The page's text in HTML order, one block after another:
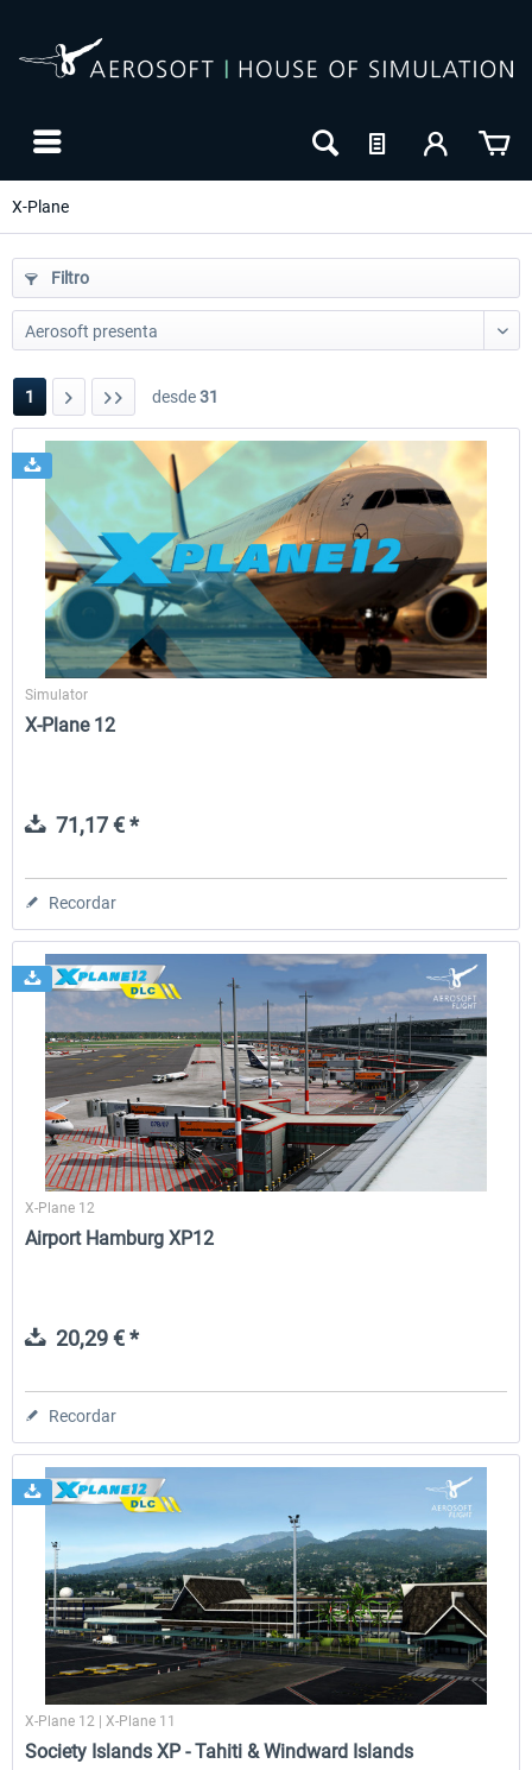
X-Plane
Traffic Global for X-Plane 12/11
(Windows)
45,32 € *
X-Plane.org - King Air 350
Filtro
1 desde31
Simulator
X-Plane 12
71,17 € *
Recordar
X-Plane 12
Airport Hamburg XP12
20,29 € *
Recordar
X-Plane 12 | X-Plane 11
Society Islands XP - Tahiti & Windward Islands